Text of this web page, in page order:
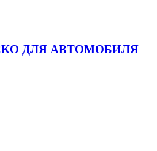
ДЛЯ АВТОМОБИЛЯ